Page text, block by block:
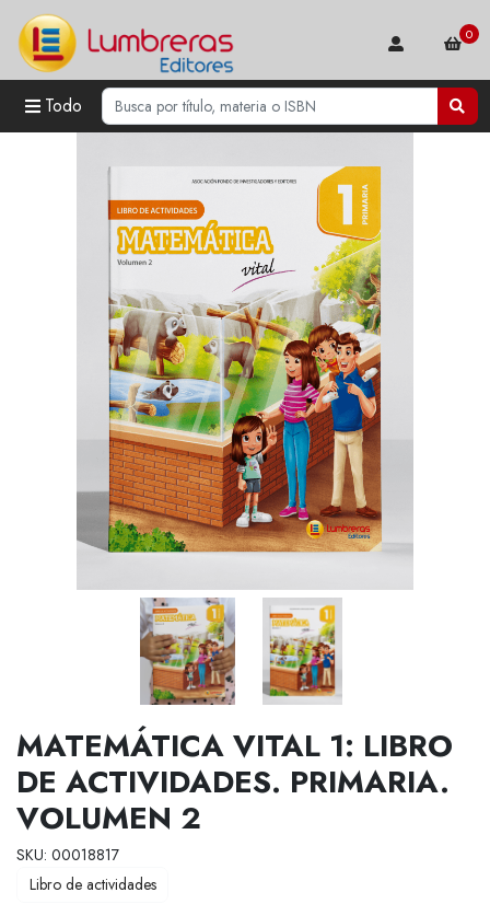
Todo
0
MATEMÁTICA VITAL 1: LIBRO
DE ACTIVIDADES. PRIMARIA.
VOLUMEN 2
SKU: 00018817
Libro de actividades